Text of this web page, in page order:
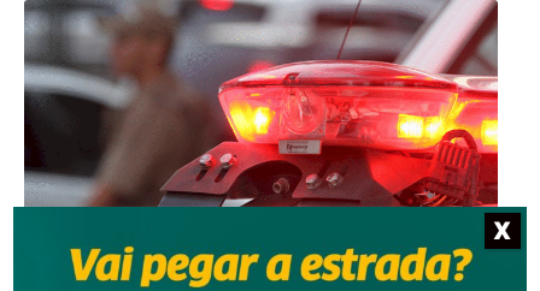
Homem é preso por descumprir medida protetiva
em Urussanga
X